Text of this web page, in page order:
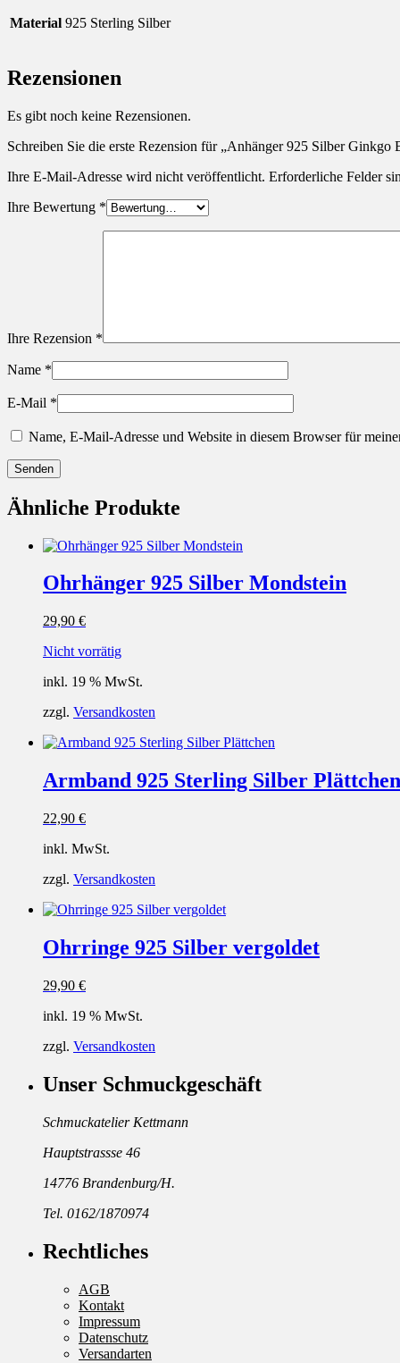
Material 925 Sterling Silber
Rezensionen
Es gibt noch keine Rezensionen.
Schreiben Sie die erste Rezension für „Anhänger 925 Silber Ginkgo
Ihre E-Mail-Adresse wird nicht veröffentlicht. Erforderliche Felder
Ihre Bewertung *
Ihre Rezension *
Name *
E-Mail *
Name, E-Mail-Adresse und Website in diesem Browser für
Ähnliche Produkte
Ohrhänger 925 Silber Mondstein
29,90 €
Nicht vorrätig
inkl. 19 % MwSt.
zzgl. Versandkosten
Armband 925 Sterling Silber Plättchen
22,90 €
inkl. MwSt.
zzgl. Versandkosten
Ohrringe 925 Silber vergoldet
29,90 €
inkl. 19 % MwSt.
zzgl. Versandkosten
Unser Schmuckgeschäft
Schmuckatelier Kettmann
Hauptstrassse 46
14776 Brandenburg/H.
Tel. 0162/1870974
Rechtliches
AGB
Kontakt
Impressum
Datenschutz
Versandarten